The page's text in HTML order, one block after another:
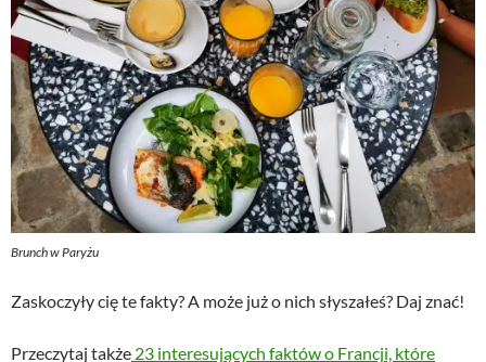
Brunch w Paryżu
Zaskoczyły cię te fakty? A może już o nich słyszałeś? Daj znać!
Przeczytaj także 23 interesujących faktów o Francji, które